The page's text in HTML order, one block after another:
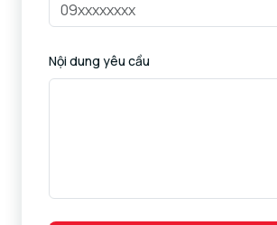
Nội dung yêu cầu